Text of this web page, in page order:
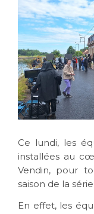
Ce lundi, les
installées au
Vendin, pour
saison de la
En effet, les